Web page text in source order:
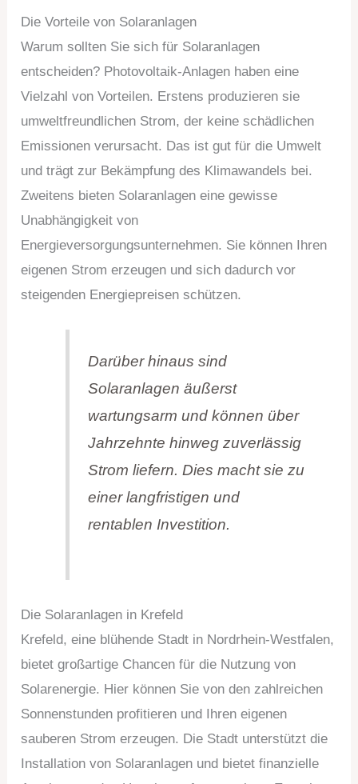
Die Vorteile von Solaranlagen
Warum sollten Sie sich für Solaranlagen
entscheiden? Photovoltaik-Anlagen haben eine
Vielzahl von Vorteilen. Erstens produzieren sie
umweltfreundlichen Strom, der keine schädlichen
Emissionen verursacht. Das ist gut für die Umwelt
und trägt zur Bekämpfung des Klimawandels bei.
Zweitens bieten Solaranlagen eine gewisse
Unabhängigkeit von
Energieversorgungsunternehmen. Sie können Ihren
eigenen Strom erzeugen und sich dadurch vor
steigenden Energiepreisen schützen.
Darüber hinaus sind
Solaranlagen äußerst
wartungsarm und können über
Jahrzehnte hinweg zuverlässig
Strom liefern. Dies macht sie zu
einer langfristigen und
rentablen Investition.
Die Solaranlagen in Krefeld
Krefeld, eine blühende Stadt in Nordrhein-Westfalen,
bietet großartige Chancen für die Nutzung von
Solarenergie. Hier können Sie von den zahlreichen
Sonnenstunden profitieren und Ihren eigenen
sauberen Strom erzeugen. Die Stadt unterstützt die
Installation von Solaranlagen und bietet finanzielle